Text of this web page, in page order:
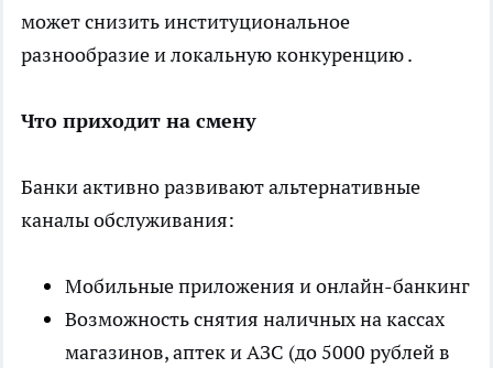
может снизить институциональное
разнообразие и локальную конкуренцию .
Что приходит на смену
Банки активно развивают альтернативные
каналы обслуживания:
Мобильные приложения и онлайн-банкинг
Возможность снятия наличных на кассах
магазинов, аптек и АЗС (до 5000 рублей в